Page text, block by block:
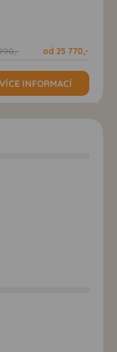
od 25 770,-
VÍCE INFORMACÍ
Bez vyjádření